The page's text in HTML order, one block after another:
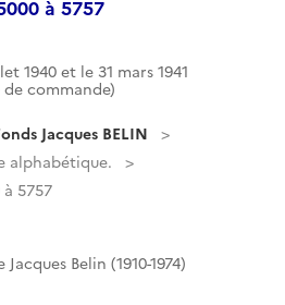
à 5757
1940 et le 31 mars 1941
de commande)
Jacques BELIN
alphabétique.
5757
Belin (1910-1974)